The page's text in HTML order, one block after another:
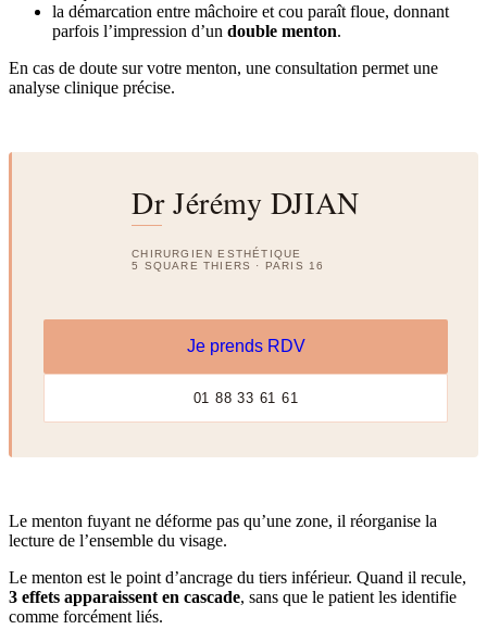
la démarcation entre mâchoire et cou paraît floue, donnant
parfois l’impression d’un double menton.
En cas de doute sur votre menton, une consultation permet une
analyse clinique précise.
Dr Jérémy DJIAN
CHIRURGIEN ESTHÉTIQUE
5 SQUARE THIERS · PARIS 16
Je prends RDV
01 88 33 61 61
Le menton fuyant ne déforme pas qu’une zone, il réorganise la
lecture de l’ensemble du visage.
Le menton est le point d’ancrage du tiers inférieur. Quand il recule,
3 effets apparaissent en cascade, sans que le patient les identifie
comme forcément liés.